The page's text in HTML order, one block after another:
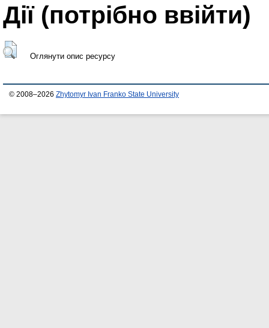
Дії ​​(потрібно ввійти)
Оглянути опис ресурсу
© 2008–2026 Zhytomyr Ivan Franko State University